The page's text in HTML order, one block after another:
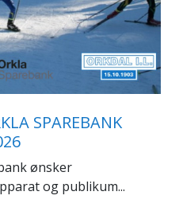
SPAREBANK
ønsker
og publikum...